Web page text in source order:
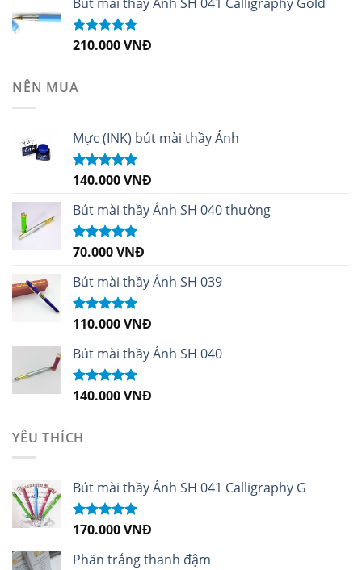
Được xếp
210.000VNĐ
NÊN MUA
Mực (INK) bút mài thầy Ánh
Được xếp
sao
140.000VNĐ
Bút mài thầy Ánh SH 040 thường
Được xếp
sao
70.000VNĐ
Bút mài thầy Ánh SH 039
Được xếp
sao
110.000VNĐ
Bút mài thầy Ánh SH 040
Được xếp
140.000VNĐ
YÊU THÍCH
Bút mài thầy Ánh SH 041 Calligraphy G
Được xếp
sao
170.000VNĐ
Phấn trắng thanh đậm